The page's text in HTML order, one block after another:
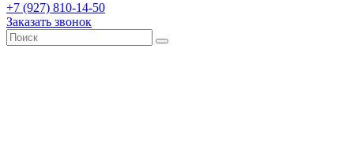
+7 (927) 810-14-50
Заказать звонок